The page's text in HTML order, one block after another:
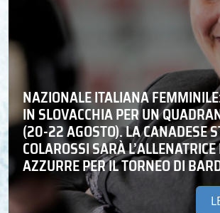
NAZIONALE ITALIANA
IN SLOVACCHIA PER UN
(20-22 AGOSTO). LA CANADESE
COLAROSSI SARÀ
AZZURRE PER IL TORNEO DI